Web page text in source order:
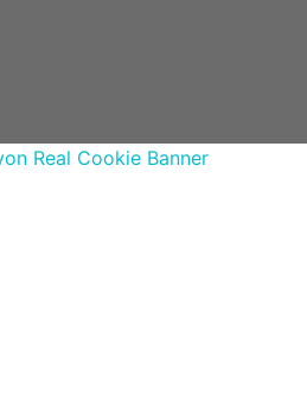
Real Cookie Banner